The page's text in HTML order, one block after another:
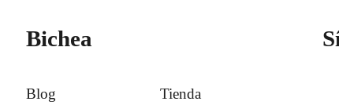
Bichea
Blog Tienda